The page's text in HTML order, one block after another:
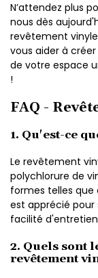
N’attendez plus
nous dès
revêtement
vous aider à
de votre espace
!
FAQ -
1. Qu'est-ce
Le revêtement
polychlorure de
formes telles que
est apprécié pour
facilité
2. Quels sont
revêtement